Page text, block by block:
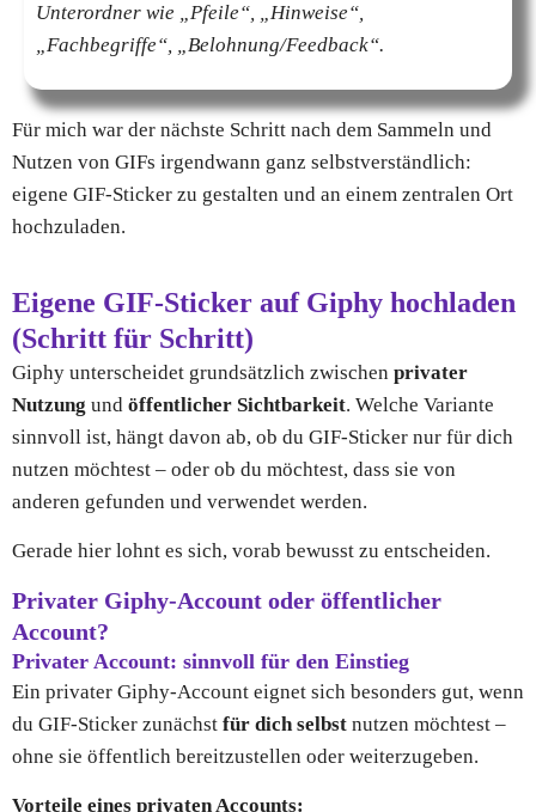
Unterordner wie „Pfeile“, „Hinweise“,
„Fachbegriffe“, „Belohnung/Feedback“.
Für mich war der nächste Schritt nach dem Sammeln und
Nutzen von GIFs irgendwann ganz selbstverständlich:
eigene GIF-Sticker zu gestalten und an einem zentralen Ort
hochzuladen.
Eigene GIF-Sticker auf Giphy hochladen
(Schritt für Schritt)
Giphy unterscheidet grundsätzlich zwischen privater
Nutzung und öffentlicher Sichtbarkeit. Welche Variante
sinnvoll ist, hängt davon ab, ob du GIF-Sticker nur für dich
nutzen möchtest – oder ob du möchtest, dass sie von
anderen gefunden und verwendet werden.
Gerade hier lohnt es sich, vorab bewusst zu entscheiden.
Privater Giphy-Account oder öffentlicher
Account?
Privater Account: sinnvoll für den Einstieg
Ein privater Giphy-Account eignet sich besonders gut, wenn
du GIF-Sticker zunächst für dich selbst nutzen möchtest –
ohne sie öffentlich bereitzustellen oder weiterzugeben.
Vorteile eines privaten Accounts: